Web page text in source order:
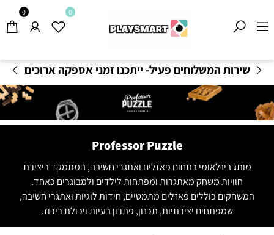
משלוחים חינם בקנייה מעל 199₪
- תקנון משלוחים
0 0
Professor Puzzle
מותג בינלאומי בתחום פאזלים ואתגרי חשיבה, המתמקד ביצירת
חוויות משחק מאתגרות ומפתחות לילדים ולמבוגרים כאחד.
המשחקים כוללים פאזלים מתמטיים, חידות לוגיות ואתגרי חשיבה,
שמפתחים יצירתיות, תכנון, פתרון בעיות ויכולת ריכוז.